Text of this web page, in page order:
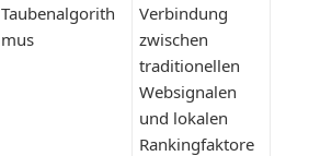
Taubenalgorith
mus
Verbindung
zwischen
traditionellen
Websignalen
und lokalen
Rankingfaktore